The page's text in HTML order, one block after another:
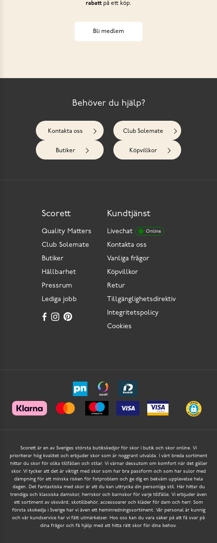
rabattpå ett köp.
Bli medlem
Behöver du hjälp?
Kontakta oss Club Solemate
Butiker Köpvillkor
Kundtjänst
Livechat Online
Kontakta oss
Vanliga frågor
Köpvillkor
Retur
Tillgänglighetsdirektiv
Integritetspolicy
Cookies
Scorett
Quality Matters
Club Solemate
Butiker
Hållbarhet
Pressrum
Lediga jobb
Scorett är en av Sveriges största butikskedjor för skor i butik och skor online. Vi
prioriterar hög kvalitet och erbjuder skor som är noggrant utvalda. I vårt breda sortiment
hittar du skor för olika tillfällen och stilar. Vi värnar dessutom om komfort när det gäller
skor. Vi tycker att det är viktigt med skor som har bra passform och som har sulor med
dämpning för att minska risken för fotproblem och ge dig en bekväm upplevelse hela
dagen. Det fantastiska med skor är att du kan uttrycka din personliga stil. Här hittar du
trendiga och klassiska damskor, herrskor och barnskor för varje tillfälle. Vi erbjuder även
ett sortiment av skovård, skotillbehör, accessoarer och kläder för dam och herr. Som
första skokedja i Sverige har vi även ett heminredningssortiment. Vår personal är kunnig
och vår kundservice har vi fått utmärkelser. Hos oss kan du vara säker på att få svar på
dina frågor och få hjälp med att hitta rätt skor för dina behov.